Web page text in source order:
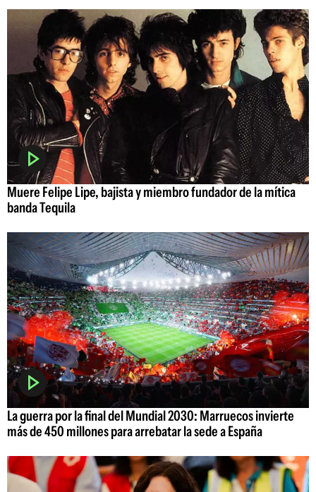
Muere Felipe Lipe, bajista y miembro fundador de la mítica
banda Tequila
La guerra por la final del Mundial 2030: Marruecos invierte
más de 450 millones para arrebatar la sede a España